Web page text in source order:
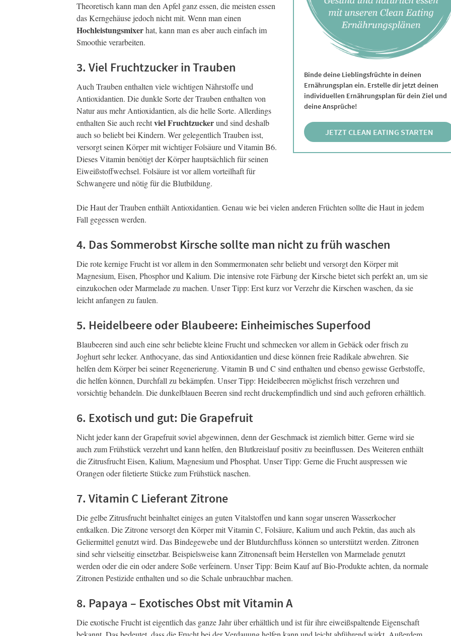
Binde deine Lieblingsfrüchte in deinen
Ernährungsplan ein. Erstelle dir jetzt deinen
individuellen Ernährungsplan für dein Ziel und
deine Ansprüche!
JETZT CLEAN EATING STARTEN
Theoretisch kann man den Apfel ganz essen, die meisten essen
das Kerngehäuse jedoch nicht mit. Wenn man einen
Hochleistungsmixerhat, kann man es aber auch einfach im
Smoothie verarbeiten.
3. Viel Fruchtzucker in Trauben
Auch Trauben enthalten viele wichtigen Nährstoffe und
Antioxidantien. Die dunkle Sorte der Trauben enthalten von
Natur aus mehr Antioxidantien, als die helle Sorte. Allerdings
enthalten Sie auch rechtviel Fruchtzuckerund sind deshalb
auch so beliebt bei Kindern. Wer gelegentlich Trauben isst,
versorgt seinen Körper mit wichtiger Folsäure und Vitamin B6.
Dieses Vitamin benötigt der Körper hauptsächlich für seinen
Eiweißstoffwechsel. Folsäure ist vor allem vorteilhaft für
Schwangere und nötig für die Blutbildung.
Die Haut der Trauben enthält Antioxidantien. Genau wie bei vielen anderen Früchten sollte die Haut in jedem
Fall gegessen werden.
4. Das Sommerobst Kirsche sollte man nicht zu früh waschen
Die rote kernige Frucht ist vor allem in den Sommermonaten sehr beliebt und versorgt den Körper mit
Magnesium, Eisen, Phosphor und Kalium. Die intensive rote Färbung der Kirsche bietet sich perfekt an, um sie
einzukochen oder Marmelade zu machen. Unser Tipp: Erst kurz vor Verzehr die Kirschen waschen, da sie
leicht anfangen zu faulen.
5. Heidelbeere oder Blaubeere: Einheimisches Superfood
Blaubeeren sind auch eine sehr beliebte kleine Frucht und schmecken vor allem in Gebäck oder frisch zu
Joghurt sehr lecker. Anthocyane, das sind Antioxidantien und diese können freie Radikale abwehren. Sie
helfen dem Körper bei seiner Regenerierung. Vitamin B und C sind enthalten und ebenso gewisse Gerbstoffe,
die helfen können, Durchfall zu bekämpfen. Unser Tipp: Heidelbeeren möglichst frisch verzehren und
vorsichtig behandeln. Die dunkelblauen Beeren sind recht druckempfindlich und sind auch gefroren erhältlich.
6. Exotisch und gut: Die Grapefruit
Nicht jeder kann der Grapefruit soviel abgewinnen, denn der Geschmack ist ziemlich bitter. Gerne wird sie
auch zum Frühstück verzehrt und kann helfen, den Blutkreislauf positiv zu beeinflussen. Des Weiteren enthält
die Zitrusfrucht Eisen, Kalium, Magnesium und Phosphat. Unser Tipp: Gerne die Frucht auspressen wie
Orangen oder filetierte Stücke zum Frühstück naschen.
7. Vitamin C Lieferant Zitrone
Die gelbe Zitrusfrucht beinhaltet einiges an guten Vitalstoffen und kann sogar unseren Wasserkocher
entkalken. Die Zitrone versorgt den Körper mit Vitamin C, Folsäure, Kalium und auch Pektin, das auch als
Geliermittel genutzt wird. Das Bindegewebe und der Blutdurchfluss können so unterstützt werden. Zitronen
sind sehr vielseitig einsetzbar. Beispielsweise kann Zitronensaft beim Herstellen von Marmelade genutzt
werden oder die ein oder andere Soße verfeinern. Unser Tipp: Beim Kauf auf Bio-Produkte achten, da normale
Zitronen Pestizide enthalten und so die Schale unbrauchbar machen.
8. Papaya – Exotisches Obst mit Vitamin A
Die exotische Frucht ist eigentlich das ganze Jahr über erhältlich und ist für ihre eiweißspaltende Eigenschaft